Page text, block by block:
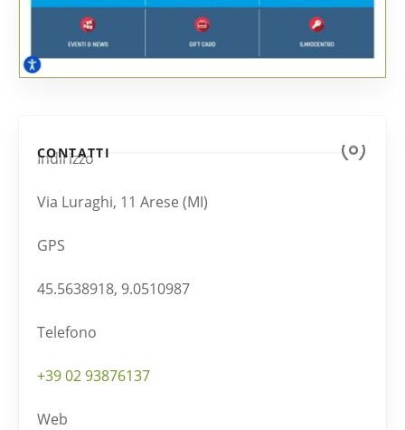
CONTATTI
Indirizzo
Via Luraghi, 11 Arese (MI)
GPS
45.5638918, 9.0510987
Telefono
+39 02 93876137
Web